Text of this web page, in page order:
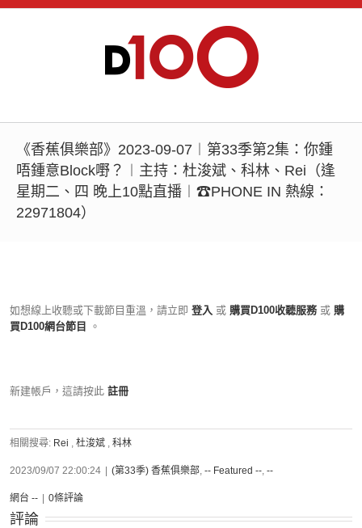
《香蕉俱樂部》2023-09-07︱第33季第2集：你鍾
唔鍾意Block嘢？︱主持：杜浚斌、科林、Rei（逢
星期二、四 晚上10點直播︱☎PHONE IN 熱線：
22971804）
如想線上收聽或下載節目重溫，請立即 登入 或 購買D100收聽服務 或 購
買D100網台節目
。
新建帳戶，這請按此 註冊
相關搜尋: Rei , 杜浚斌 , 科林
2023/09/07 22:00:24 (第33季) 香蕉俱樂部, -- Featured --, --
網台 -- 0條評論
評論